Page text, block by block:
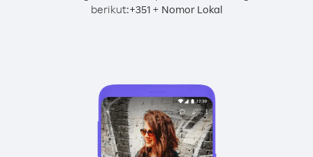
berikut:+351+ Nomor Lokal